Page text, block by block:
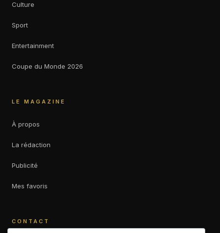
Culture
Sport
Entertainment
Coupe du Monde 2026
LE MAGAZINE
À propos
La rédaction
Publicité
Mes favoris
CONTACT